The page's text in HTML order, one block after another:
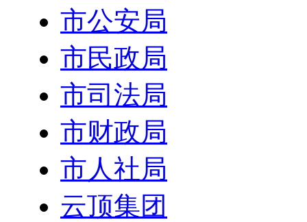
市公安局
市民政局
市司法局
市财政局
市人社局
云顶集团